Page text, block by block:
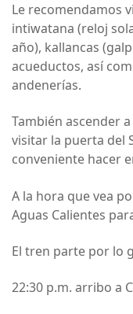
Le recomendamos
intiwatana (reloj
año), kallancas
acueductos, así
andenerías.
También ascender
visitar la puerta del
conveniente hacer
A la hora que vea
Aguas Calientes
El tren parte por lo
22:30 p.m. arribo a